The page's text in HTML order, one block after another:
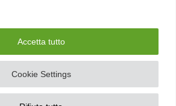
Cookie Settings
Accetta tutto
Srl. Tutti i diritti riservati